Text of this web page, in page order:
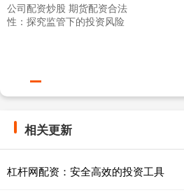
公司配资炒股 期货配资合法
性：探究监管下的投资风险
相关更新
杠杆网配资：安全高效的投资工具